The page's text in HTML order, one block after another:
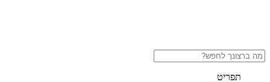
תפריט